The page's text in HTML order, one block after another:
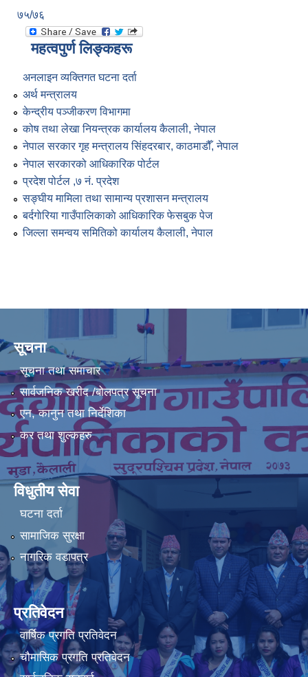
७५/७६
महत्वपुर्ण लिङ्कहरू
अनलाइन व्यक्तिगत घटना दर्ता
अर्थ मन्त्रालय
केन्द्रीय पञ्जीकरण विभागमा
कोष तथा लेखा नियन्त्रक कार्यालय कैलाली, नेपाल
नेपाल सरकार गृह मन्त्रालय सिंहदरबार, काठमाडौँ, नेपाल
नेपाल सरकारको आधिकारिक पोर्टल
प्रदेश पोर्टल ,७ नं. प्रदेश
सङ्घीय मामिला तथा सामान्य प्रशासन मन्त्रालय
बर्दगाेरिया गाउँपालिकाकाे आधिकारिक फेसबुक पेज
जिल्ला समन्वय समितिको कार्यालय कैलाली, नेपाल
सूचना
सूचना तथा समाचार
सार्वजनिक खरीद /बोलपत्र सूचना
एन, कानुन तथा निर्देशिका
कर तथा शुल्कहरु
विधुतीय सेवा
घटना दर्ता
सामाजिक सुरक्षा
नागरिक वडापत्र
प्रतिवेदन
वार्षिक प्रगति प्रतिवेदन
चौमासिक प्रगति प्रतिवेदन